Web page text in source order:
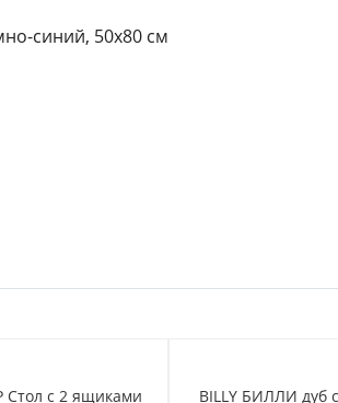
синий, 50х80 см
c 2 ящиками
BILLY БИЛЛИ дуб